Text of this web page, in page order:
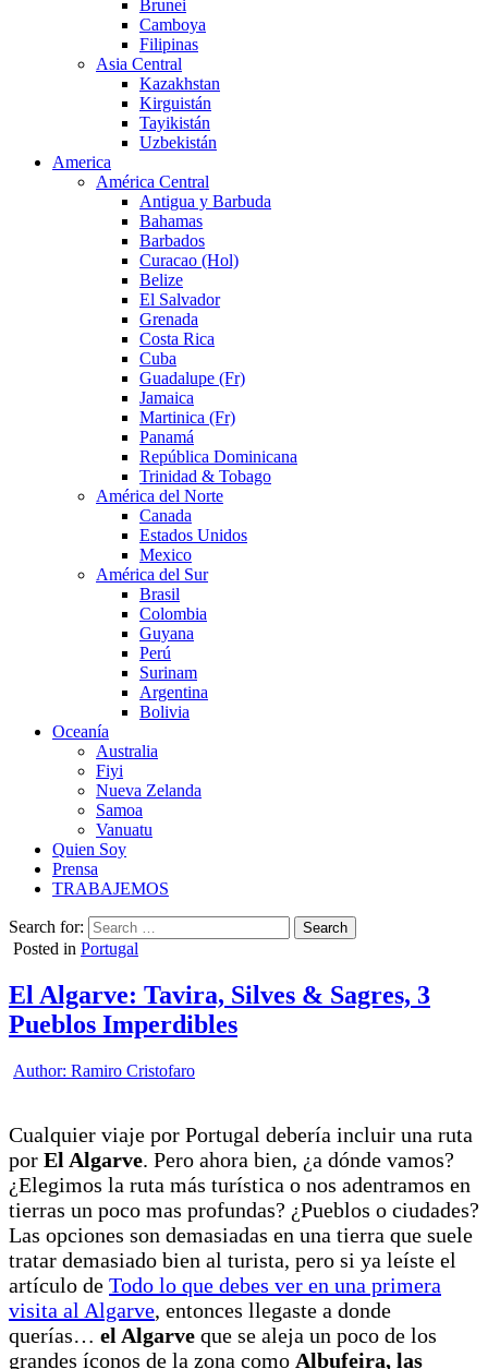
Brunei
Camboya
Filipinas
Asia Central
Kazakhstan
Kirguistán
Tayikistán
Uzbekistán
America
América Central
Antigua y Barbuda
Bahamas
Barbados
Curacao (Hol)
Belize
El Salvador
Grenada
Costa Rica
Cuba
Guadalupe (Fr)
Jamaica
Martinica (Fr)
Panamá
República Dominicana
Trinidad & Tobago
América del Norte
Canada
Estados Unidos
Mexico
América del Sur
Brasil
Colombia
Guyana
Perú
Surinam
Argentina
Bolivia
Oceanía
Australia
Fiyi
Nueva Zelanda
Samoa
Vanuatu
Quien Soy
Prensa
TRABAJEMOS
Search for:
Posted in Portugal
El Algarve: Tavira, Silves & Sagres, 3
Pueblos Imperdibles
Author: Ramiro Cristofaro
Cualquier viaje por Portugal debería incluir una ruta
por El Algarve. Pero ahora bien, ¿a dónde vamos?
¿Elegimos la ruta más turística o nos adentramos en
tierras un poco mas profundas? ¿Pueblos o ciudades?
Las opciones son demasiadas en una tierra que suele
tratar demasiado bien al turista, pero si ya leíste el
artículo de Todo lo que debes ver en una primera
visita al Algarve, entonces llegaste a donde
querías… el Algarve que se aleja un poco de los
grandes íconos de la zona como Albufeira, las